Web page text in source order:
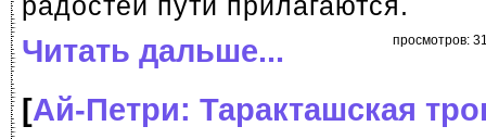
радостей пути прилагаются.
просмотров:
Читать дальше...
[Ай-Петри: Таракташская